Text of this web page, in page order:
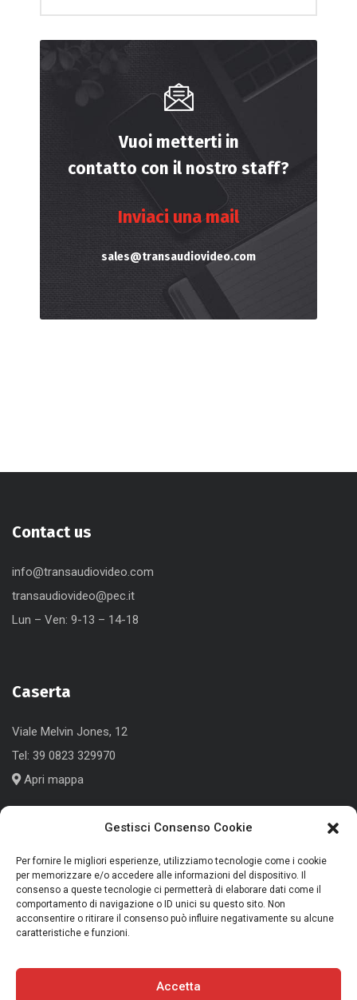
Gestisci Consenso Cookie
Per fornire le migliori esperienze, utilizziamo tecnologie come i cookie
per memorizzare e/o accedere alle informazioni del dispositivo. Il
consenso a queste tecnologie ci permetterà di elaborare dati come il
comportamento di navigazione o ID unici su questo sito. Non
acconsentire o ritirare il consenso può influire negativamente su alcune
caratteristiche e funzioni.
Accetta
Vuoi metterti in
contatto con il nostro staff?
Inviaci una mail
sales@transaudiovideo.com
Contact us
info@transaudiovideo.com
transaudiovideo@pec.it
Lun – Ven: 9-13 – 14-18
Caserta
Viale Melvin Jones, 12
Tel: 39 0823 329970
Apri mappa
Corso Roma, 186
Tel:+39 039 791339
Apri mappa